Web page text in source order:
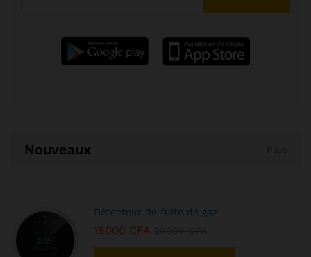
Nouveaux
Détecteur de fuite de gaz
18000 CFA